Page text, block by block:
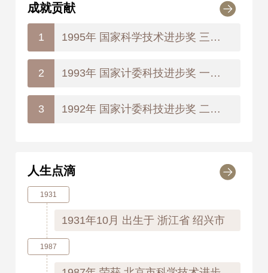
成就贡献
1 1995年 国家科学技术进步奖 三等奖
2 1993年 国家计委科技进步奖 一等奖
3 1992年 国家计委科技进步奖 二等奖
人生点滴
1931
1931年10月 出生于 浙江省 绍兴市
1987